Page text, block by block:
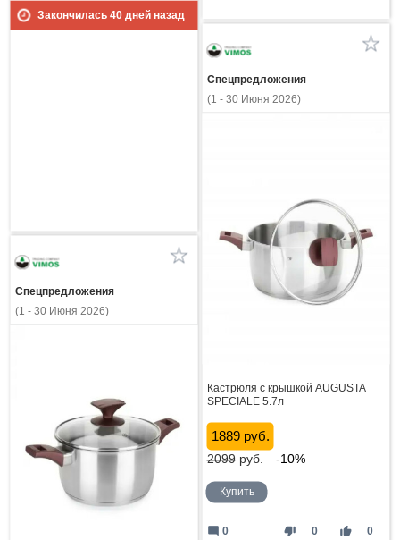
Закончилась 40дней назад
Спецпредложения
(1 - 30 Июня 2026)
Кастрюля с крышкой AUGUSTA
SPECIALE 5.7л
1889 руб.
2099руб. -10%
Купить
thumb_down 0 thumb_up 0
mode_comment 0
Спецпредложения
(1 - 30 Июня 2026)